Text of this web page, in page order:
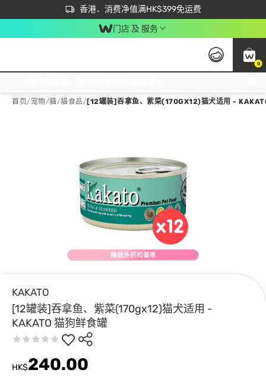
香港．消费净值满HK$399免运费
立即成为易赏钱会员尽享独家优惠
首次APP下单买满$450 输入 NEWAPP 即减$50
门店 及 服务
0
首页/ 宠物/貓/貓食品/ [12罐装]吞拿鱼、紫菜(170GX12)猫犬适用 -
KAKATO
[12罐装]吞拿鱼、紫菜(170gx12)猫犬适用 -
KAKATO 猫狗鲜食罐
HK$240.00